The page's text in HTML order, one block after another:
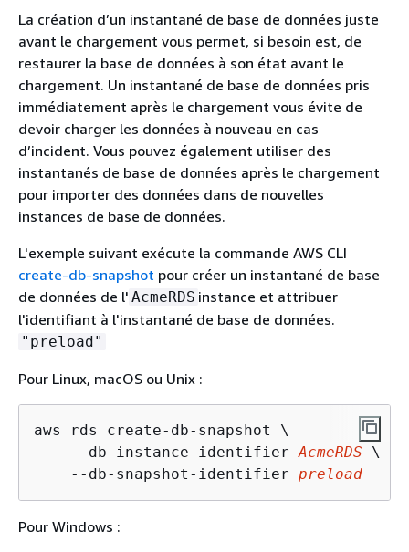
La création d’un instantané de base de données juste
avant le chargement vous permet, si besoin est, de
restaurer la base de données à son état avant le
chargement. Un instantané de base de données pris
immédiatement après le chargement vous évite de
devoir charger les données à nouveau en cas
d’incident. Vous pouvez également utiliser des
instantanés de base de données après le chargement
pour importer des données dans de nouvelles
instances de base de données.
L'exemple suivant exécute la commande AWS CLI
create-db-snapshot pour créer un instantané de base
de données de l' AcmeRDS instance et attribuer
l'identifiant à l'instantané de base de données.
"preload"
Pour Linux, macOS ou Unix :
aws rds create-db-snapshot \
    --db-instance-identifier
AcmeRDS \
    --db-snapshot-identifier
preload
Pour Windows :